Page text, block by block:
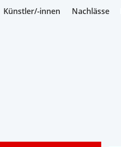
Künstler/-innen Nachlässe